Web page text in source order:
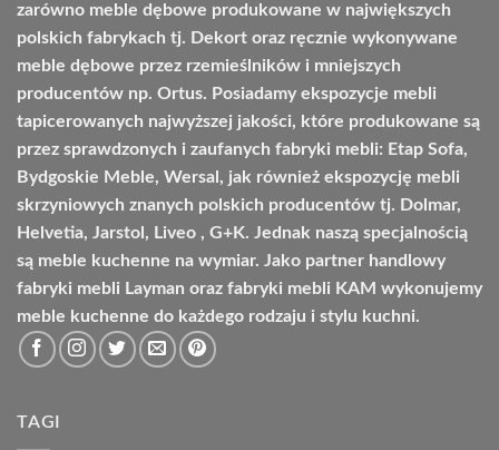
zarówno meble dębowe produkowane w największych
polskich fabrykach tj. Dekort oraz ręcznie wykonywane
meble dębowe przez rzemieślników i mniejszych
producentów np. Ortus. Posiadamy ekspozycje mebli
tapicerowanych najwyższej jakości, które produkowane są
przez sprawdzonych i zaufanych fabryki mebli: Etap Sofa,
Bydgoskie Meble, Wersal, jak również ekspozycję mebli
skrzyniowych znanych polskich producentów tj. Dolmar,
Helvetia, Jarstol, Liveo , G+K. Jednak naszą specjalnością
są meble kuchenne na wymiar. Jako partner handlowy
fabryki mebli Layman oraz fabryki mebli KAM wykonujemy
meble kuchenne do każdego rodzaju i stylu kuchni.
TAGI